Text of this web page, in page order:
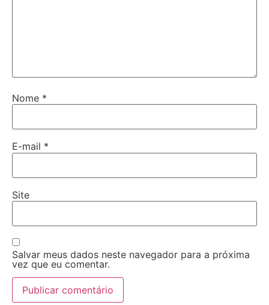
Nome *
E-mail *
Site
Salvar meus dados neste navegador para a próxima
vez que eu comentar.